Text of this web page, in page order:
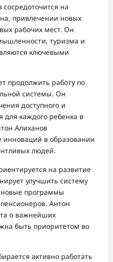
на
привлечении новых
рабочих мест. Он
туризма и
ключевыми
продолжить работу по
системы. Он
доступного и
для каждого ребенка в
Алиханов
инноваций в образовании
людей.
на развитие
улучшить систему
новые программы
Антон
о важнейших
быть приоритетом во
активно работать